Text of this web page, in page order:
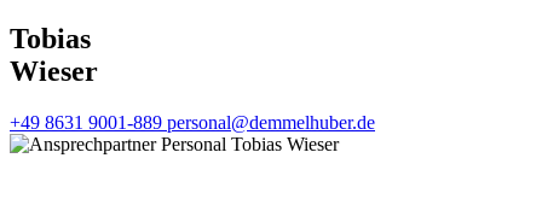
Tobias
Wieser
+49 8631 9001-889 personal@demmelhuber.de